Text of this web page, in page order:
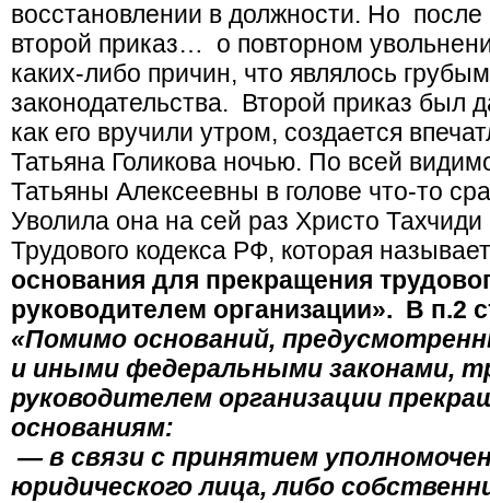
восстановлении в должности. Но после
второй приказ… о повторном
каких-либо причин, что являлось
законодательства. Второй приказ был
как его вручили утром, создается
Татьяна Голикова ночью. По всей
Татьяны Алексеевны в голове что-то
Уволила она на сей раз Христо
Трудового кодекса РФ, которая
основания для прекращения
руководителем организации». В п.2
«Помимо оснований,
и иными федеральными законами,
руководителем организации
основаниям:
— в связи с принятием
юридического лица, либо